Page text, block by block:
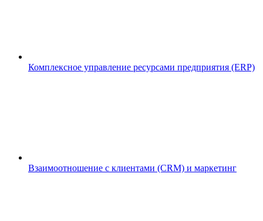
Комплексное управление ресурсами предприятия (ERP)
Взаимоотношение с клиентами (CRM) и маркетинг